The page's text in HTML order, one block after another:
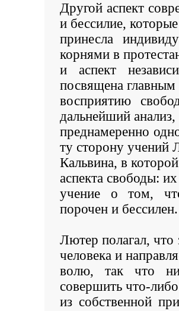
Другой аспект
и бессилие,
принесла
корнями в
и аспект
посвящена главным
восприятию
дальнейший анализ,
преднамеренно
ту сторону учений
Кальвина, в
аспекта свободы: их
учение о том,
порочен и бессилен.
Лютер полагал, что
человека и
волю, так что
совершить что-
из собственной